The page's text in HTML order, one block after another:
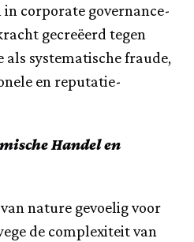
corporate governance-
gecreëerd tegen
systematische fraude,
en reputatie-
Handel en
nature gevoelig voor
de complexiteit van